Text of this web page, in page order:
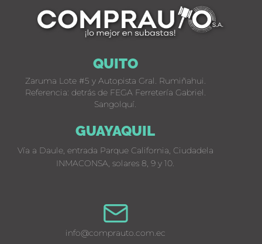
QUITO
Zaruma Lote #5 y Autopista Gral. Rumiñahui.
Referencia: detrás de FEGA Ferretería Gabriel.
Sangolquí.
GUAYAQUIL
Vía a Daule, entrada Parque California, Ciudadela
INMACONSA, solares 8, 9 y 10.
info@comprauto.com.ec